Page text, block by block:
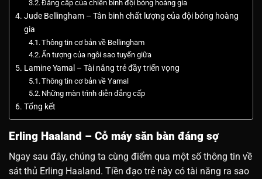
Đẳng cấp của chiến binh đội bóng hoàng gia
Jude Bellingham – Tân binh chất lượng của đội bóng hoàng
gia
Thông tin cơ bản về Bellingham
Ấn tượng của ngôi sao tuyến giữa
Lamine Yamal – Tài năng trẻ đầy triển vọng
Thông tin cơ bản về Yamal
Những màn trình diễn đẳng cấp
Tổng kết
Erling Haaland – Cỗ máy săn bàn đáng sợ
Ngay sau đây, chúng ta cùng điểm qua một số thông tin về
sát thủ Erling Haaland. Tiền đạo trẻ này có tài năng ra sao